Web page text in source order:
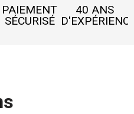
PAIEMENT
SÉCURISÉ
40 ANS